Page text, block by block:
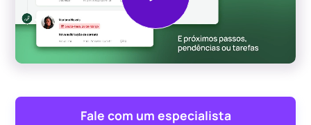
Fale com um especialista